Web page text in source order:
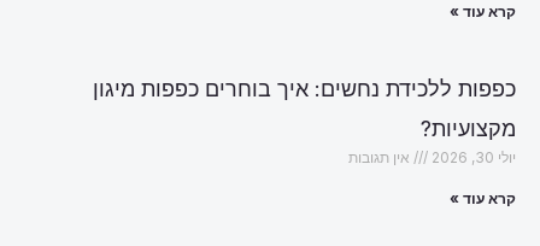
קרא עוד »
כפפות ללכידת נחשים: איך בוחרים כפפות מיגון
מקצועיות?
יולי 30, 2026 אין תגובות
קרא עוד »